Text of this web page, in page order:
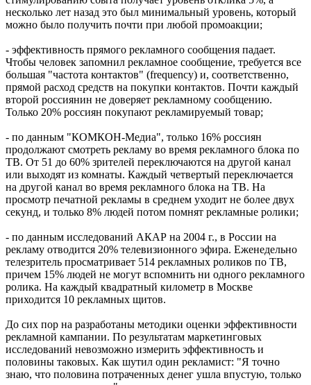
несколько лет назад это был минимальный уровень, который
можно было получить почти при любой промоакции;
- эффективность прямого рекламного сообщения падает.
Чтобы человек запомнил рекламное сообщение, требуется все
большая "частота контактов" (frequency) и, соответственно,
прямой расход средств на покупки контактов. Почти каждый
второй россиянин не доверяет рекламному сообщению.
Только 20% россиян покупают рекламируемый товар;
- по данным "КОМКОН-Медиа", только 16% россиян
продолжают смотреть рекламу во время рекламного блока по
ТВ. От 51 до 60% зрителей переключаются на другой канал
или выходят из комнаты. Каждый четвертый переключается
на другой канал во время рекламного блока на ТВ. На
просмотр печатной рекламы в среднем уходит не более двух
секунд, и только 8% людей потом помнят рекламные ролики;
- по данным исследований АКАР на 2004 г., в России на
рекламу отводится 20% телевизионного эфира. Еженедельно
телезритель просматривает 514 рекламных роликов по ТВ,
причем 15% людей не могут вспомнить ни одного рекламного
ролика. На каждый квадратный километр в Москве
приходится 10 рекламных щитов.
До сих пор на разработаны методики оценки эффективности
рекламной кампании. По результатам маркетинговых
исследований невозможно измерить эффективность и
половины таковых. Как шутил один рекламист: "Я точно
знаю, что половина потраченных денег ушла впустую, только